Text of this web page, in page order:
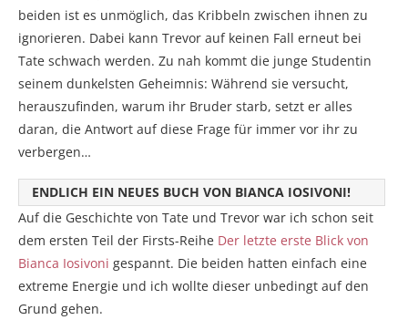
beiden ist es unmöglich, das Kribbeln zwischen ihnen zu
ignorieren. Dabei kann Trevor auf keinen Fall erneut bei
Tate schwach werden. Zu nah kommt die junge Studentin
seinem dunkelsten Geheimnis: Während sie versucht,
herauszufinden, warum ihr Bruder starb, setzt er alles
daran, die Antwort auf diese Frage für immer vor ihr zu
verbergen…
ENDLICH EIN NEUES BUCH VON BIANCA IOSIVONI!
Auf die Geschichte von Tate und Trevor war ich schon seit
dem ersten Teil der Firsts-Reihe Der letzte erste Blick von
Bianca Iosivoni gespannt. Die beiden hatten einfach eine
extreme Energie und ich wollte dieser unbedingt auf den
Grund gehen.